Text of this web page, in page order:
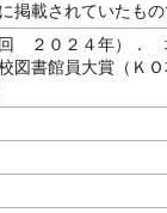
掲載されていたも
回 ２０２４年）．
図書館員大賞（Ｋ